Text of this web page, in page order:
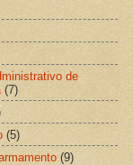
de
(7)
(5)
(9)